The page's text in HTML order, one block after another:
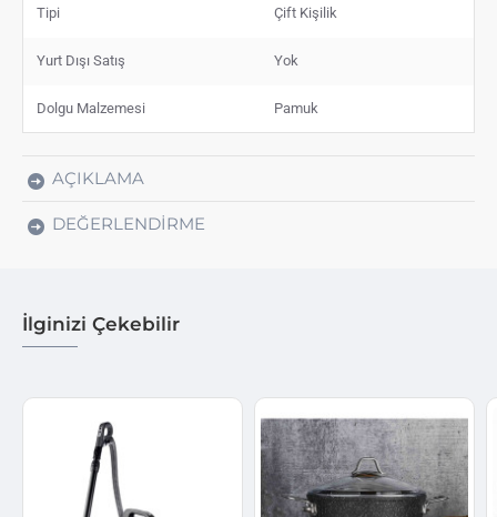
Tipi Çift Kişilik
Yurt Dışı Satış Yok
Dolgu Malzemesi Pamuk
AÇIKLAMA
DEĞERLENDIRME
İlginizi Çekebilir